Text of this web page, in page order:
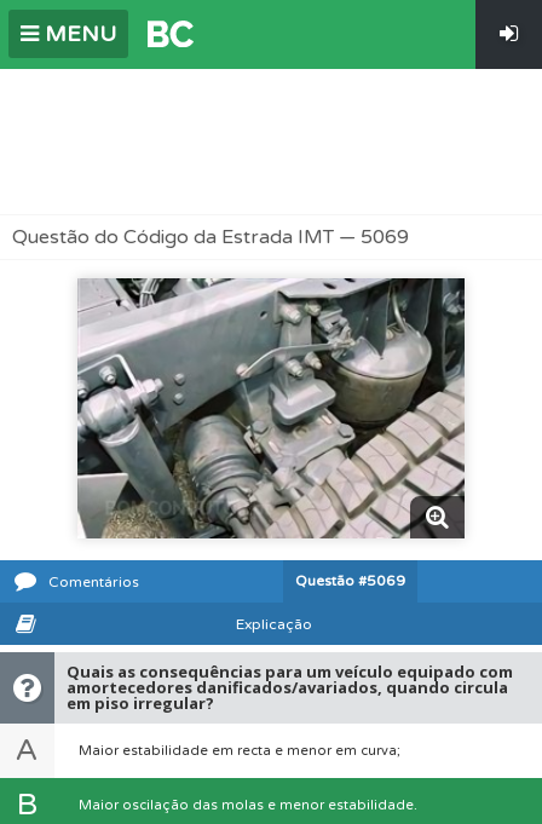
MENU
Questão do Código da Estrada IMT — 5069
Comentários Questão #5069
Explicação
Quais as consequências para um veículo equipado com
amortecedores danificados/avariados, quando circula
em piso irregular?
A Maior estabilidade em recta e menor em curva;
B Maior oscilação das molas e menor estabilidade.